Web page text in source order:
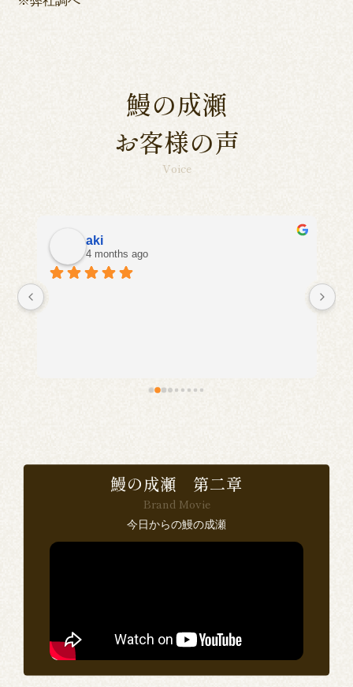
鰻の成瀬
お客様の声
Voice
aki
4 months ago
鰻の成瀬 第二章
Brand Movie
今日からの鰻の成瀬